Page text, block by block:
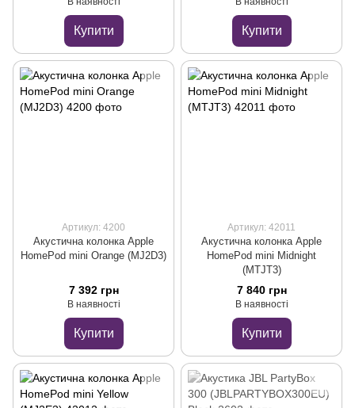
Купити Купити
Артикул: 4200
Акустична колонка Apple
HomePod mini Orange (MJ2D3)
7 392 грн
В наявності
Купити
Артикул: 42011
Акустична колонка Apple
HomePod mini Midnight
(MTJT3)
7 840 грн
В наявності
Купити